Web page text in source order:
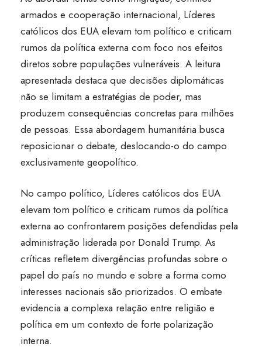
armados e cooperação internacional, Líderes
católicos dos EUA elevam tom político e criticam
rumos da política externa com foco nos efeitos
diretos sobre populações vulneráveis. A leitura
apresentada destaca que decisões diplomáticas
não se limitam a estratégias de poder, mas
produzem consequências concretas para milhões
de pessoas. Essa abordagem humanitária busca
reposicionar o debate, deslocando-o do campo
exclusivamente geopolítico.
No campo político, Líderes católicos dos EUA
elevam tom político e criticam rumos da política
externa ao confrontarem posições defendidas pela
administração liderada por Donald Trump. As
críticas refletem divergências profundas sobre o
papel do país no mundo e sobre a forma como
interesses nacionais são priorizados. O embate
evidencia a complexa relação entre religião e
política em um contexto de forte polarização
interna.